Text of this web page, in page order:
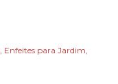
Enfeites para Jardim